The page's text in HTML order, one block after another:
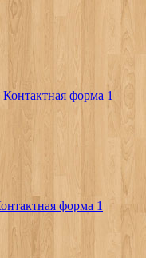
Контактная форма 1
форма 1